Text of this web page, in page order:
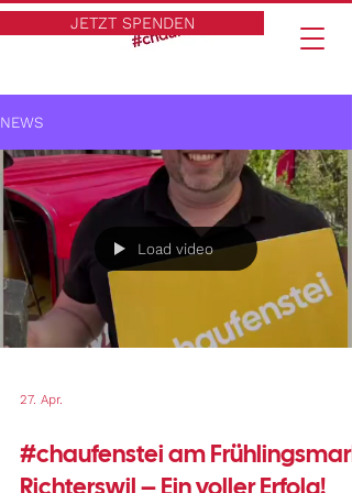
JETZT SPENDEN
NEWS
Load video
27. Apr.
#chaufenstei am